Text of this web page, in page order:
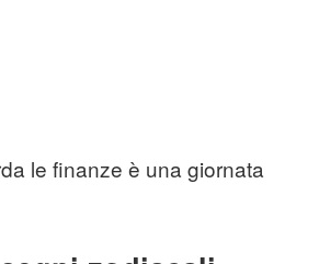
le finanze è una giornata